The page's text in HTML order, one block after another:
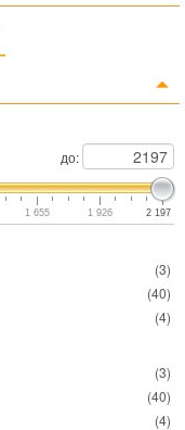
до:
1 655 1 926 2 197
(3)
(40)
(4)
(3)
(40)
(4)